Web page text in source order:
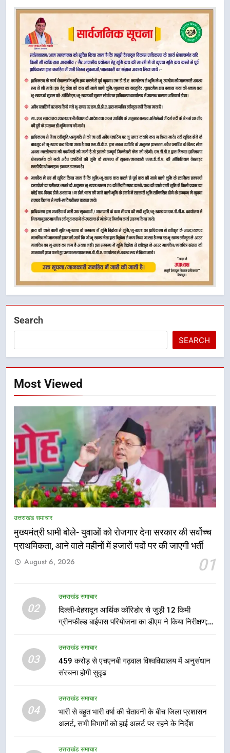
Search
SEARCH
Most Viewed
उत्तराखंड समाचार
मुख्यमंत्री धामी बोले- युवाओं को रोजगार देना सरकार की सर्वोच्च
प्राथमिकता, आने वाले महीनों में हजारों पदों पर की जाएगी भर्ती
01
August 6, 2026
02
उत्तराखंड समाचार
दिल्ली-देहरादून आर्थिक कॉरिडोर से जुड़ी 12 किमी
ग्रीनफील्ड बाईपास परियोजना का डीएम ने किया निरीक्षण;
सुरक्षा मानकों से कोई समझौता नहींः डीएम
03
उत्तराखंड समाचार
459 करोड़ से एचएनबी गढ़वाल विश्वविद्यालय में अनुसंधान
संरचना होगी सुदृढ
04
उत्तराखंड समाचार
भारी से बहुत भारी वर्षा की चेतावनी के बीच जिला प्रशासन
अलर्ट, सभी विभागों को हाई अलर्ट पर रहने के निर्देश
उत्तराखंड समाचार
5
एमडीडीए बोर्ड बैठक में 25 विकास प्रस्तावों
नियोजित विकास को मिलेगी रफ्तार
उत्तराखंड समाचार
मुख्यमंत्री पुष्कर सिंह धामी के दिशा-निर्देशों
की हुई समीक्षा
उत्तराखंड समाचार
अभियुक्त को दून पुलिस ने हरिद्वार से किया
गिरफ्तार
उत्तराखंड समाचार
भारी बारिश का अलर्ट! 6 अगस्त को
देहरादून में स्कूल बंद